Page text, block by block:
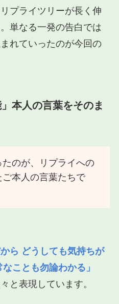
プライツリーが長く伸
単なる一発の告白では
れていったのが今回の
本人の言葉をそのま
のが、リプライへの
本人の言葉たちで
ら どうしても気持ちが
ことも勿論わかる」
と表現しています。